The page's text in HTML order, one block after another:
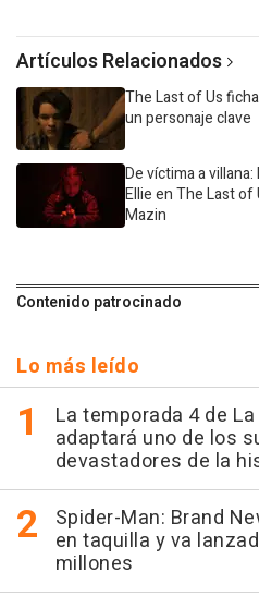
Artículos Relacionados
The Last of Us
un personaje clave
De víctima a
Ellie en The Last of
Mazin
Contenido patrocinado
Lo más leído
La temporada 4 de
adaptará uno de los
devastadores de la
Spider-Man: Brand
en taquilla y va
millones